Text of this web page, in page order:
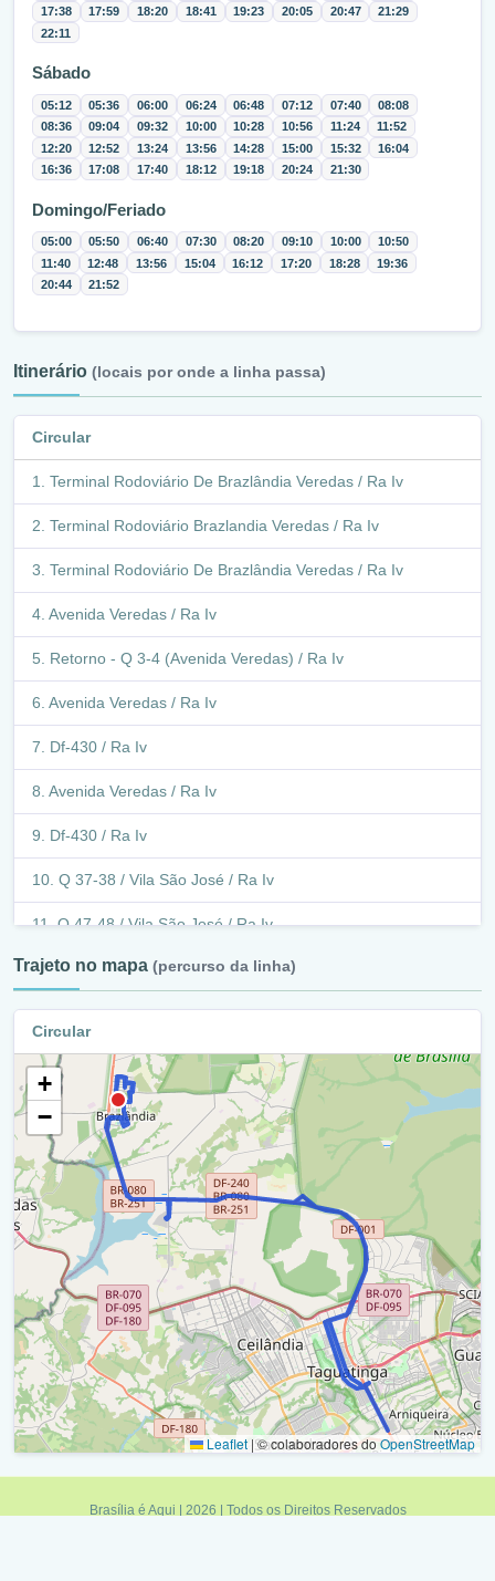
17:38
17:59 18:20 18:41 19:23 20:05 20:47
21:29
22:11
Sábado
05:12 05:36 06:00 06:24 06:48 07:12 07:40
08:08
08:36
09:04 09:32 10:00 10:28 10:56 11:24
11:52
12:20
12:52 13:24 13:56 14:28 15:00 15:32
16:04
16:36
17:08 17:40 18:12 19:18 20:24 21:30
Domingo/Feriado
05:00 05:50 06:40 07:30 08:20 09:10 10:00
10:50
11:40
12:48 13:56 15:04 16:12 17:20 18:28
19:36
20:44
21:52
Itinerário (locais por onde a linha passa)
Circular
Terminal Rodoviário De Brazlândia Veredas / Ra Iv
Terminal Rodoviário Brazlandia Veredas / Ra Iv
Terminal Rodoviário De Brazlândia Veredas / Ra Iv
Avenida Veredas / Ra Iv
Retorno - Q 3-4 (Avenida Veredas) / Ra Iv
Avenida Veredas / Ra Iv
Df-430 / Ra Iv
Avenida Veredas / Ra Iv
Df-430 / Ra Iv
Q 37-38 / Vila São José / Ra Iv
Q 47-48 / Vila São José / Ra Iv
Q 36-46 / Vila São José / Ra Iv
Q 47-48 / Vila São José / Ra Iv
Q 46-56 / Vila São José / Ra Iv
Q 47-48 / Vila São José / Ra Iv
Q 46-56 / Vila São José / Ra Iv
Q 45-46 / Vila São José / Ra Iv
Retorno - Q 45-46 (Balão - Q 45 E 46 / Vila São José) /
Ra Iv
Q 35-36 / Vila São José / Ra Iv
Q 35-45 / Vila São José / Ra Iv
Q 33-34 / Vila São José / Ra Iv
Retorno - Q 33-34 (Vila São José) / Ra Iv
Q 33-34 / Vila São José / Ra Iv
Trajeto no mapa (percurso da linha)
Circular
+
−
Leaflet |© colaboradores doOpenStreetMap
Brasília é Aqui | 2026 | Todos os Direitos Reservados